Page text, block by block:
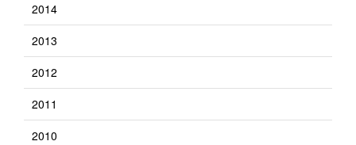
2014
2013
2012
2011
2010